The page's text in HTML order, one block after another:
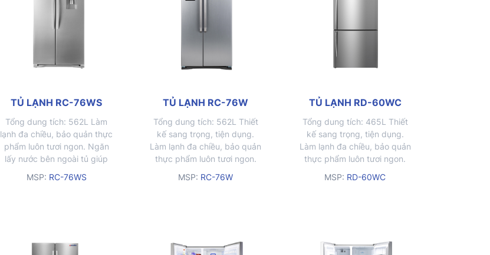
TỦ LẠNH RC-76WS
Tổng dung tích: 562L Làm
lạnh đa chiều, bảo quản thực
phẩm luôn tươi ngon. Ngăn
lấy nước bên ngoài tủ giúp
dàng, nhanh chóng. Khay
MSP: RC-76WS
TỦ LẠNH RC-76W
Tổng dung tích: 562L Thiết
kế sang trọng, tiện dụng.
Làm lạnh đa chiều, bảo quản
thực phẩm luôn tươi ngon.
lợi. Khay kính chịu lực đỡ
MSP: RC-76W
TỦ LẠNH RD-60WC
Tổng dung tích: 465L Thiết
kế sang trọng, tiện dụng.
Làm lạnh đa chiều, bảo quản
thực phẩm luôn tươi ngon.
lợi. Khay kính chịu lực đỡ
MSP: RD-60WC